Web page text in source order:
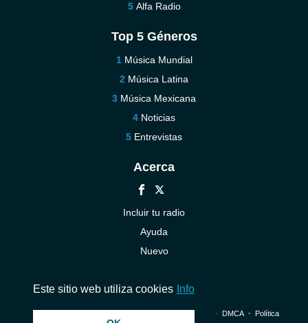
Alfa Radio
Top 5 Géneros
Música Mundial
Música Latina
Música Mexicana
Noticias
Entrevistas
Acerca
Incluir tu radio
Ayuda
Nuevo
© 2026 InstantAudio. Reservados todos los derechos. ・ DMCA・ Política
Este sitio web utiliza cookies Info